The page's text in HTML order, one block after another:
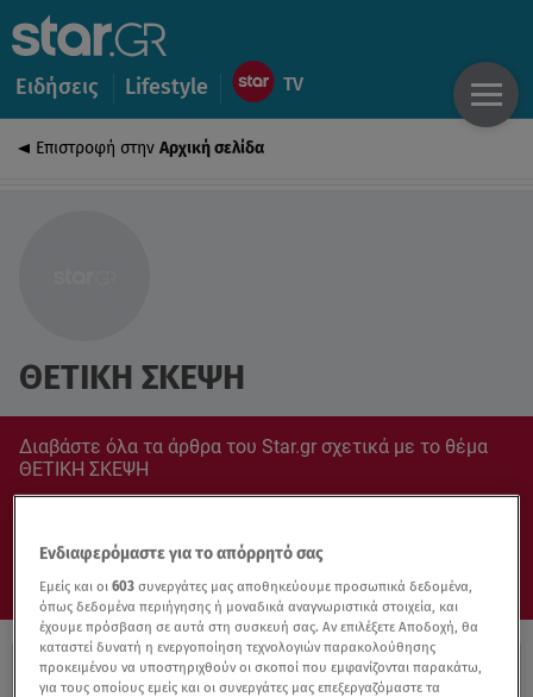
Ειδήσεις Lifestyle
Επιστροφή στην Αρχική σελίδα
ΘΕΤΙΚΗ ΣΚΕΨΗ
Διαβάστε όλα τα άρθρα του Star.gr σχετικά με το θέμα
ΘΕΤΙΚΗ ΣΚΕΨΗ
Ενδιαφερόμαστε για το απόρρητό σας
Εμείς και οι603 συνεργάτες μας αποθηκεύουμε προσωπικά δεδομένα,
όπως δεδομένα περιήγησης ή μοναδικά αναγνωριστικά στοιχεία, και
έχουμε πρόσβαση σε αυτά στη συσκευή σας. Αν επιλέξετε Αποδοχή, θα
καταστεί δυνατή η ενεργοποίηση τεχνολογιών παρακολούθησης
προκειμένου να υποστηριχθούν οι σκοποί που εμφανίζονται παρακάτω,
για τους οποίους εμείς και οι συνεργάτες μας επεξεργαζόμαστε τα